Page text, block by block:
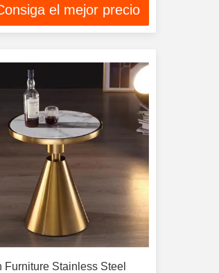
el mejor precio
Furniture Stainless Steel